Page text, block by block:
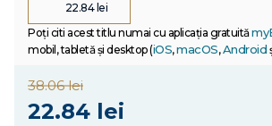
22.84 lei
Poți citi acest titlu numai cu aplicația gratuită
mobil, tabletă și desktop (iOS,macOS,Android
38.06 lei
22.84 lei